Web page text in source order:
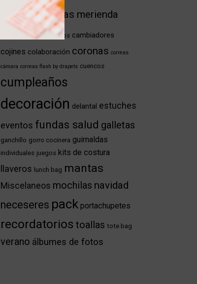
bolsasbolsas merienda
bolsos calendarios cambiadores
cojines colaboración coronas correas
cámara correas flash by drapets cuencos
cumpleaños
decoración delantal estuches
eventos fundas salud galletas
ganchillo gorro cocinera guirnaldas
individuales juegos kits de costura
llaveros lunch bag mantas
Miscelaneos mochilas navidad
neceseres pack portachupetes
recordatorios toallas tote bag
verano álbumes de fotos